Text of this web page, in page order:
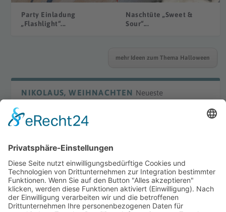
Party Einladung
„Flashlight“...
Naschtüte „Sweet &
Sour“...
mehr Ideen zum Thema Halloween
NIKOLAUS, WEIHNACHTEN Neueste
DIY Laterne „Waldorf“
DIY Bügelperlenmotive
Winter